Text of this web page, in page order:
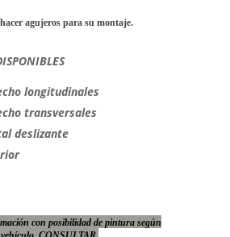
agujeros para su montaje.
longitudinales
transversales
deslizante
con posibilidad de pintura según